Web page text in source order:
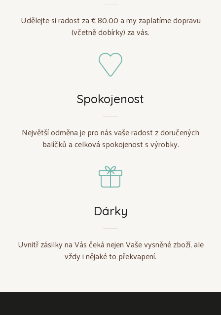
Udělejte si radost za € 80.00 a my zaplatíme dopravu
(včetně dobírky) za vás.
Spokojenost
Největší odměna je pro nás vaše radost z doručených
balíčků a celková spokojenost s výrobky.
Dárky
Uvnitř zásilky na Vás čeká nejen Vaše vysněné zboží, ale
vždy i nějaké to překvapení.